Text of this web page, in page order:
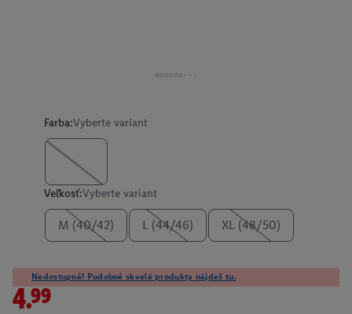
Farba:Vyberte variant
Veľkosť:Vyberte variant
M (40/42) L (44/46) XL (48/50)
Nedostupné! Podobné skvelé produkty nájdeš tu.
4.99